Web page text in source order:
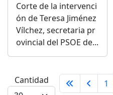
Corte de la intervenci
ón de Teresa Jiménez
Vílchez, secretaria pr
ovincial del PSOE de...
Cantidad 1